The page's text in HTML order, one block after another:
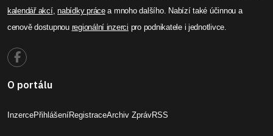
kalendář akcí,nabídky prácea mnoho dalšího. Nabízí také účinnou a
cenově dostupnou regionální inzerci pro podnikatele i jednotlivce.
O portálu
InzercePřihlášeníRegistraceArchiv ZprávRSS